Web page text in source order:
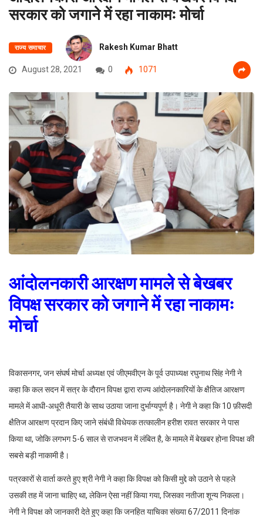
सरकार को जगाने में रहा नाकामः मोर्चा
राज्य समाचार Rakesh Kumar Bhatt
August 28, 2021 0 1071
आंदोलनकारी आरक्षण मामले से बेखबर
विपक्ष सरकार को जगाने में रहा नाकामः
मोर्चा
विकासनगर, जन संघर्ष मोर्चा अध्यक्ष एवं जीएमवीएन के पूर्व उपाध्यक्ष रघुनाथ सिंह नेगी ने
कहा कि कल सदन में सत्र के दौरान विपक्ष द्वारा राज्य आंदोलनकारियों के क्षैतिज आरक्षण
मामले में आधी-अधूरी तैयारी के साथ उठाया जाना दुर्भाग्यपूर्ण है। नेगी ने कहा कि 10 फ़ीसदी
क्षैतिज आरक्षण प्रदान किए जाने संबंधी विधेयक तत्कालीन हरीश रावत सरकार ने पास
किया था, जोकि लगभग 5-6 साल से राजभवन में लंबित है, के मामले में बेखबर होना विपक्ष की
सबसे बड़ी नाकामी है।
पत्रकारों से वार्ता करते हुए श्री नेगी ने कहा कि विपक्ष को किसी मुद्दे को उठाने से पहले
उसकी तह में जाना चाहिए था, लेकिन ऐसा नहीं किया गया, जिसका नतीजा शून्य निकला।
नेगी ने विपक्ष को जानकारी देते हुए कहा कि जनहित याचिका संख्या 67/2011 दिनांक